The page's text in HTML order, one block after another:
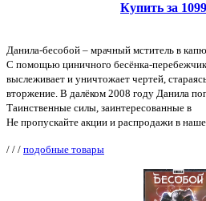
Купить за
Данила-бесобой – мрачный мститель в
С помощью циничного бесёнка-
выслеживает и уничтожает чертей,
вторжение. В далёком 2008 году Данила
Таинственные силы, заинтересованные в
Не пропускайте акции и распродажи в
/ / / подобные товары